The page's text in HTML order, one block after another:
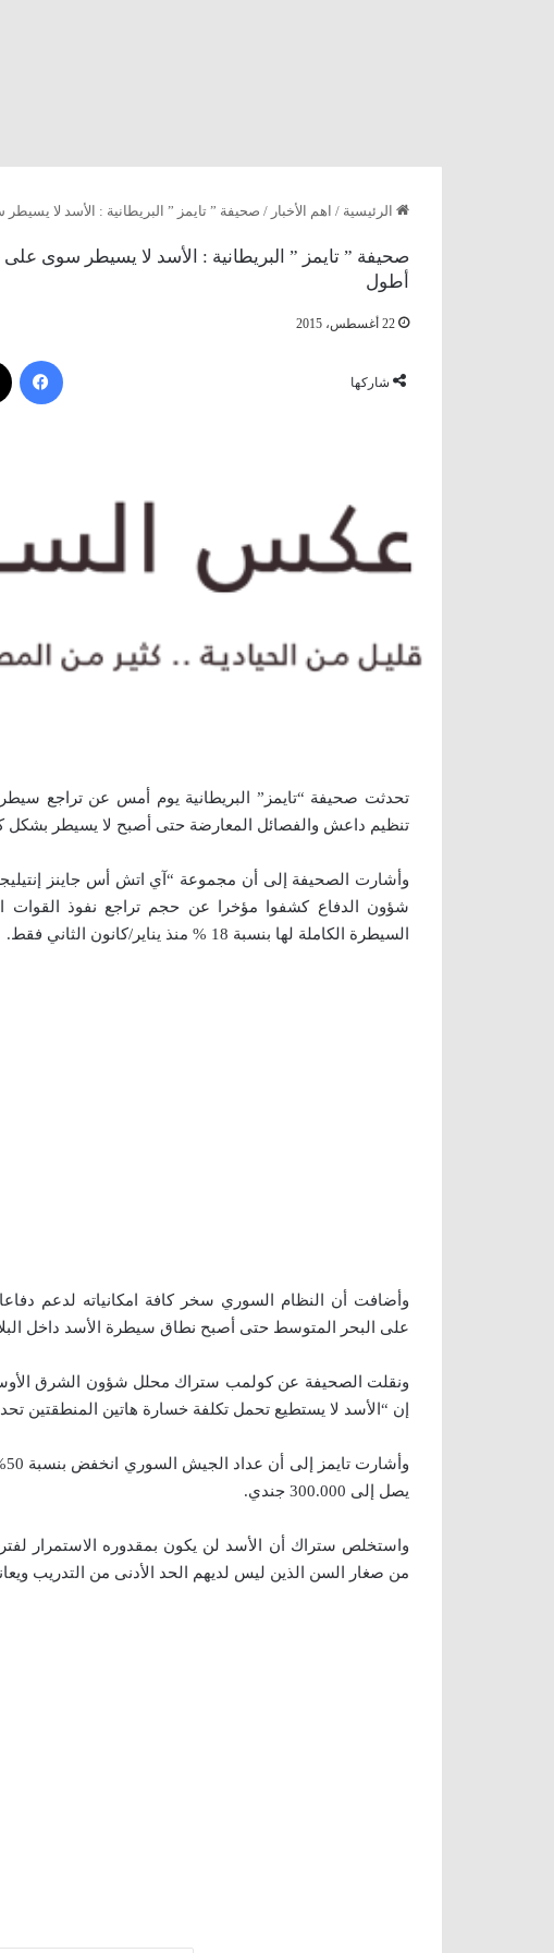
الرئيسية / اهم الأخبار / صحيفة ” تايمز ” البريطانية : الأسد لا
صحيفة ” تايمز ” البريطانية : الأسد لا يسيطر سوى
أطول
22 أغسطس، 2015
شاركها
تحدثت صحيفة “تايمز” البريطانية يوم أمس عن تراجع
تنظيم داعش والفصائل المعارضة حتى أصبح لا يسيطر
وأشارت الصحيفة إلى أن مجموعة “آي اتش أس جاينز
شؤون الدفاع كشفوا مؤخرا عن حجم تراجع نفوذ
السيطرة الكاملة لها بنسبة 18 % منذ يناير/كانون الثاني فقط.
وأضافت أن النظام السوري سخر كافة امكانياته لدعم
على البحر المتوسط حتى أصبح نطاق سيطرة الأسد داخل
ونقلت الصحيفة عن كولمب ستراك محلل شؤون الشرق
إن “الأسد لا يستطيع تحمل تكلفة خسارة هاتين المنطقتين
يصل إلى 300.000 جندي.
واستخلص ستراك أن الأسد لن يكون بمقدوره الاستمرار
من صغار السن الذين ليس لديهم الحد الأدنى من التدريب